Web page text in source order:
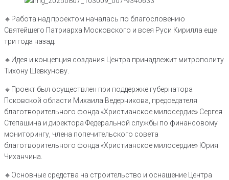
🔸Работа над проектом началась по благословению
Святейшего Патриарха Московского и всея Руси Кирилла еще
три года назад.
🔸Идея и концепция создания Центра принадлежит митрополиту
Тихону Шевкунову.
🔸Проект был осуществлен при поддержке губернатора
Псковской области Михаила Ведерникова, председателя
благотворительного фонда «Христианское милосердие» Сергея
Степашина и директора Федеральной службы по финансовому
мониторингу, члена попечительского совета
благотворительного фонда «Христианское милосердие» Юрия
Чиханчина.
🔸Основные средства на строительство и оснащение Центра